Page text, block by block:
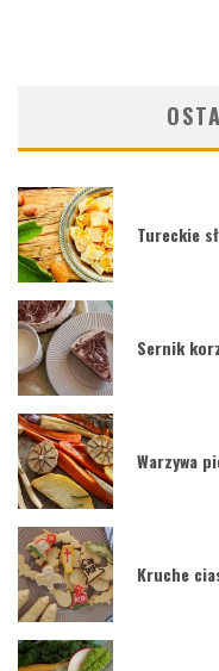
Tureckie
Sernik
Warzywa
Kruche